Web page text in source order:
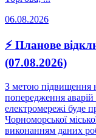
06.08.2026
⚡ Планове
(07.08.2026)
З метою підвищення
попередження
електромережі буде
Чорноморської
виконанням даних